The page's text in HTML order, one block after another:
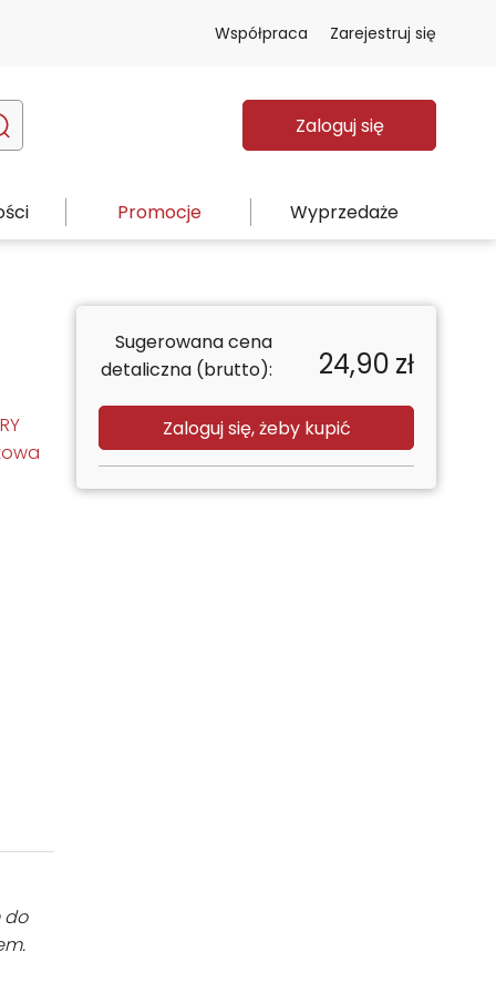
Współpraca Zarejestruj się
Zaloguj się
Promocje Wyprzedaże
do
Sugerowana cena
detaliczna (brutto):
24,90 zł
Zaloguj się, żeby kupić